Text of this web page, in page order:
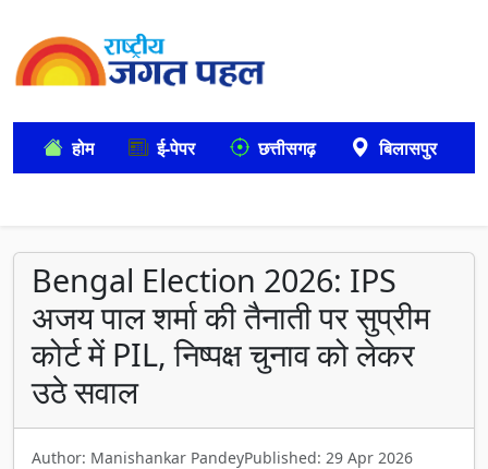
होम ई-पेपर छत्तीसगढ़ बिलासपुर
Bengal Election 2026: IPS
अजय पाल शर्मा की तैनाती पर सुप्रीम
कोर्ट में PIL, निष्पक्ष चुनाव को लेकर
उठे सवाल
Author: Manishankar PandeyPublished: 29 Apr 2026